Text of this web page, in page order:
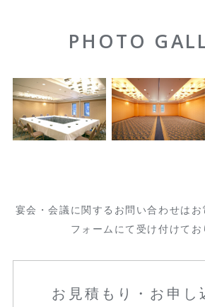
PHOTO
宴会・会議に関するお問い合わせは
フォームにて受け付けてお
お見積もり・お申し